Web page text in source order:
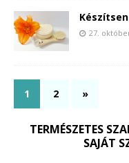
27.
1 2 »
TERMÉSZETES
SAJÁT